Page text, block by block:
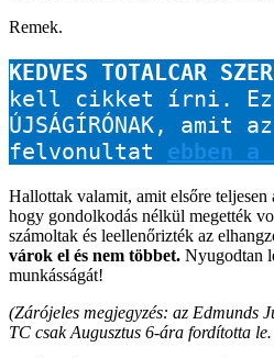
Remek.
KEDVES TOTALCAR
kell cikket írni. Ez
ÚJSÁGÍRÓNAK, amit az
felvonultat ebben a
Hallottak valamit, amit elsőre teljesen
hogy gondolkodás nélkül megették
számoltak és leellenőrizték az
várok el és nem többet. Nyugodtan
munkásságát!
(Zárójeles megjegyzés: az Edmunds
TC csak Augusztus 6-ára fordította